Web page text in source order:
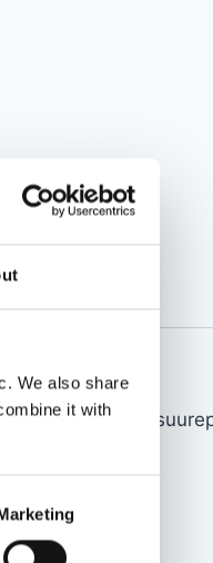
We also share
it with
loss sobib